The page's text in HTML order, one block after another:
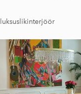
luksuslikinterjöör